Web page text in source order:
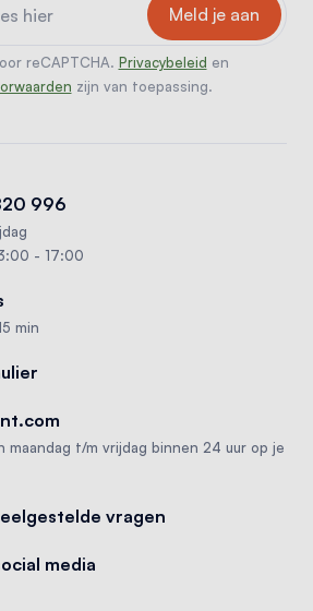
reCAPTCHA. Privacybeleid en
zijn van toepassing.
996
- 17:00
min
maandag t/m vrijdag binnen 24 uur op je
vragen
media